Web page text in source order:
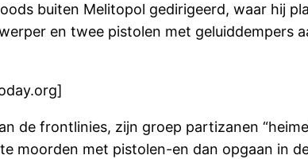
buiten Melitopol gedirigeerd, waar hij
en twee pistolen met geluiddempers
de frontlinies, zijn groep partizanen
moorden met pistolen-en dan opgaan in